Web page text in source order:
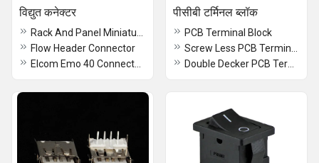
विद्युत कनेक्टर
Flow Header Connector
पीसीबी टर्मिनल ब्लॉक
PCB Terminal Block